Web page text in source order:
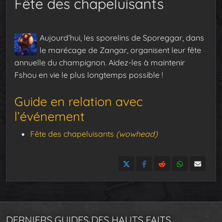
Fête des chapeluisants
Aujourd’hui, les sporelins de Sporeggar, dans
le marécage de Zangar, organisent leur fête
annuelle du champignon. Aidez-les à maintenir
Fshou en vie le plus longtemps possible !
Guide en relation avec
l’événement
Fête des chapeluisants (wowhead)